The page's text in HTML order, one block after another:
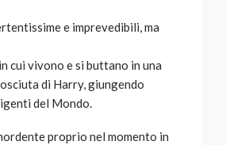
e imprevedibili, ma
cui vivono e si buttano in una
di Harry, giungendo
del Mondo.
proprio nel momento in